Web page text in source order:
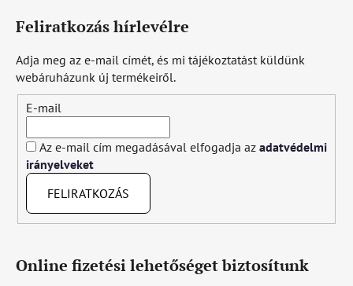
Feliratkozás hírlevélre
Adja meg az e-mail címét, és mi tájékoztatást küldünk
webáruházunk új termékeiről.
E-mail
Az e-mail cím megadásával elfogadja az adatvédelmi
irányelveket
FELIRATKOZÁS
Online fizetési lehetőséget biztosítunk